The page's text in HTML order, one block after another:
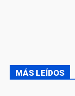
MÁS LEÍDOS